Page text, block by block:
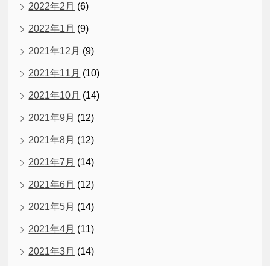
2022年2月 (6)
2022年1月 (9)
2021年12月 (9)
2021年11月 (10)
2021年10月 (14)
2021年9月 (12)
2021年8月 (12)
2021年7月 (14)
2021年6月 (12)
2021年5月 (14)
2021年4月 (11)
2021年3月 (14)